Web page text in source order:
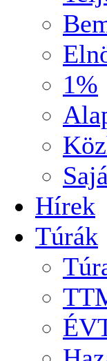
1%
Hírek
Túrák